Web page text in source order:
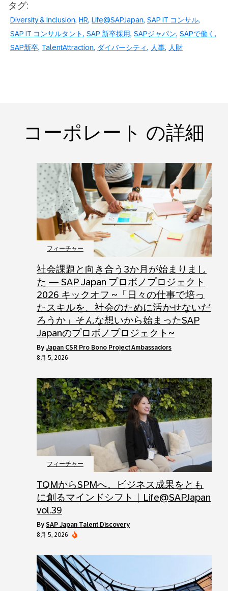
タグ:
Diversity & Inclusion HR Life@SAPJapan SAP IT コンサル
SAP IT コンサルタント
SAP 新卒採用 SAPジャパン SAPで働く
SAP新卒 TalentAttraction ダイバーシティ 人事 人財
コーポレート の詳細
フィーチャー
社会課題と向き合う3か月が始まりまし
た ― SAP Japan プロボノプロジェクト
2026 キックオフ ~「日々の仕事で培っ
たスキルを、社会のために活かせないだ
ろうか」そんな想いから始まったSAP
Japanのプロボノプロジェクト~
by Japan CSR Pro Bono Project Ambassadors
8月 5, 2026
フィーチャー
TQMからSPMへ。ビジネス成果をとも
に創るマインドシフト｜Life@SAPJapan
vol.39
by SAP Japan Talent Discovery
8月 5, 2026